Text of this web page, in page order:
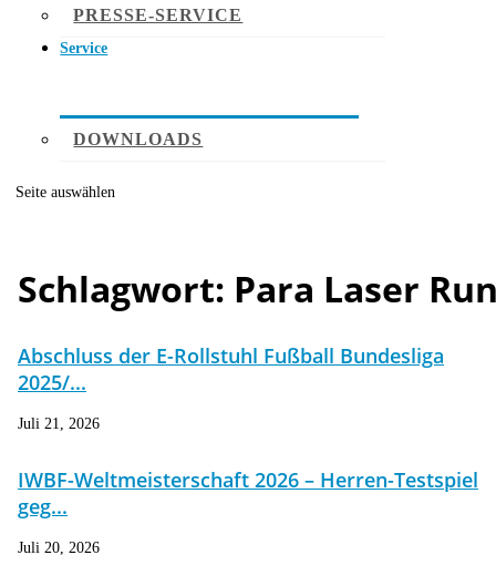
PRESSE-SERVICE
Service
DOWNLOADS
Seite auswählen
Schlagwort: Para Laser
Abschluss der E-Rollstuhl Fußball Bundesliga
2025/...
Juli 21, 2026
IWBF-Weltmeisterschaft 2026 – Herren-Testspiel
geg...
Juli 20, 2026